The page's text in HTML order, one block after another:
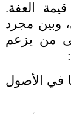
العفة.
وبين مجرد
من يزعم
:
في الأصول